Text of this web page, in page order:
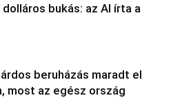
bukás: az AI írta a
beruházás maradt el
most az egész ország